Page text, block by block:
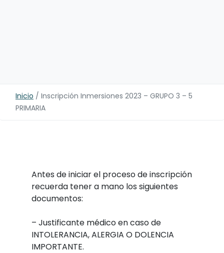
Inicio / Inscripción Inmersiones 2023 – GRUPO 3 – 5
PRIMARIA
Antes de iniciar el proceso de inscripción
recuerda tener a mano los siguientes
documentos:
– Justificante médico en caso de
INTOLERANCIA, ALERGIA O DOLENCIA
IMPORTANTE.